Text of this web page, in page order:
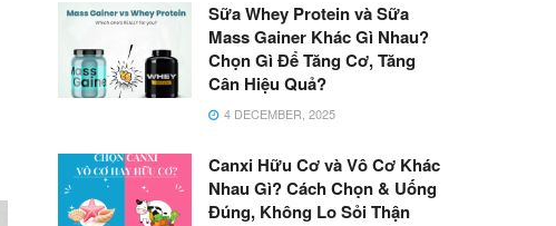
Sữa Whey Protein và Sữa
Mass Gainer Khác Gì Nhau?
Chọn Gì Để Tăng Cơ, Tăng
Cân Hiệu Quả?
4 DECEMBER, 2025
Canxi Hữu Cơ và Vô Cơ Khác
Nhau Gì? Cách Chọn & Uống
Đúng, Không Lo Sỏi Thận